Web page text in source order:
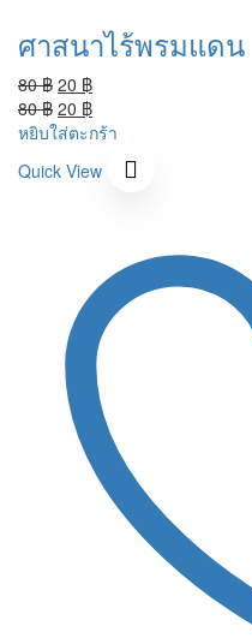
ศาสนาไร้พรมแดน
80฿ Original
price
was:
20 ฿Current
price
is:
20 ฿.
80฿ Original
price
80 ฿.
20 ฿Current
price
20 ฿.
หยิบใส่ตะกร้า
Quick View